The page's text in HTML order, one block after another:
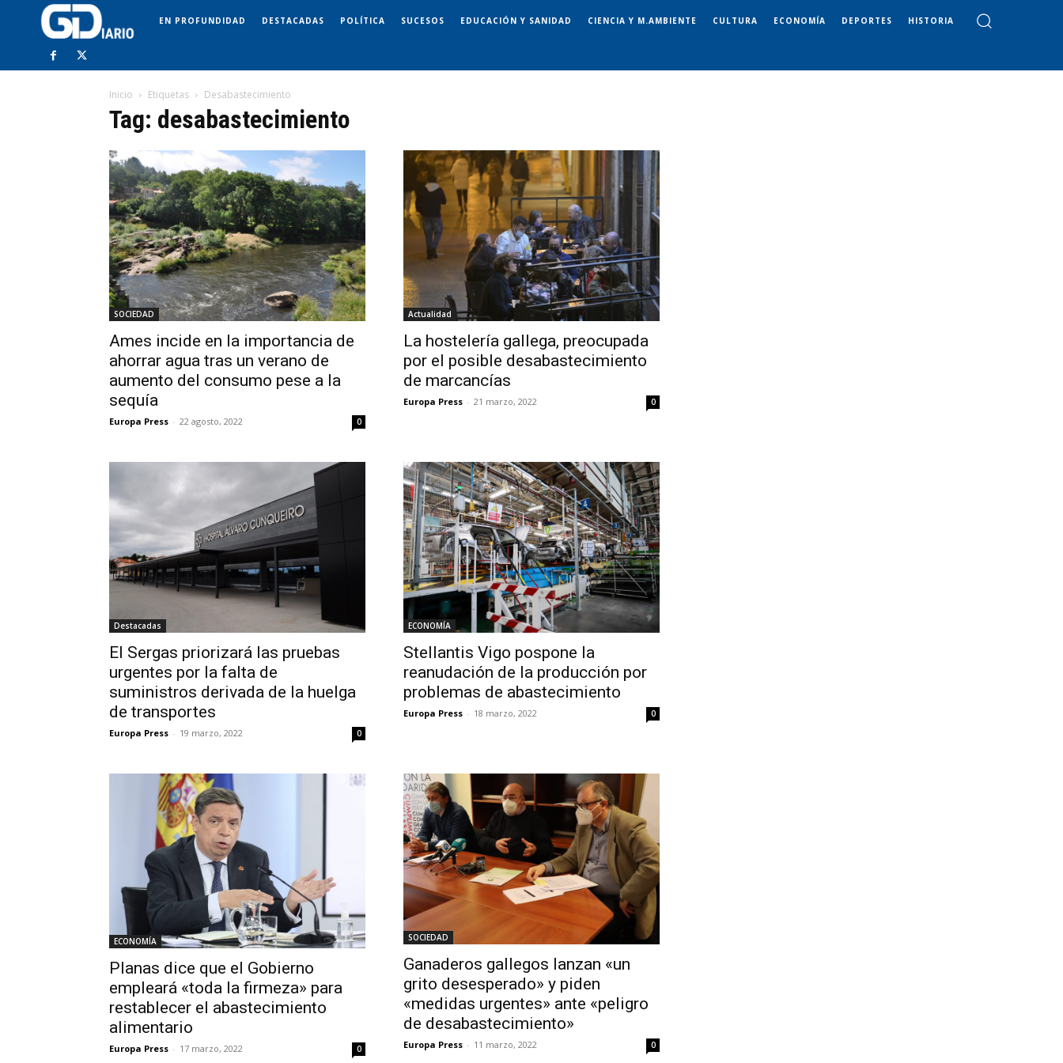
EN PROFUNDIDAD DESTACADAS POLÍTICA SUCESOS EDUCACIÓN Y SANIDAD CIENCIA Y M.AMBIENTE CULTURA ECONOMÍA DEPORTES HISTORIA
Inicio Etiquetas Desabastecimiento
Tag: desabastecimiento
SOCIEDAD
Ames incide en la importancia de
ahorrar agua tras un verano de
aumento del consumo pese a la
sequía
Europa Press - 22 agosto, 2022 0
Actualidad
La hostelería gallega, preocupada
por el posible desabastecimiento
de marcancías
Europa Press - 21 marzo, 2022 0
Destacadas
El Sergas priorizará las pruebas
urgentes por la falta de
suministros derivada de la huelga
de transportes
Europa Press - 19 marzo, 2022 0
ECONOMÍA
Stellantis Vigo pospone la
reanudación de la producción por
problemas de abastecimiento
Europa Press - 18 marzo, 2022 0
ECONOMÍA
Planas dice que el Gobierno
empleará «toda la firmeza» para
restablecer el abastecimiento
alimentario
Europa Press - 17 marzo, 2022 0
SOCIEDAD
Ganaderos gallegos lanzan «un
grito desesperado» y piden
«medidas urgentes» ante «peligro
de desabastecimiento»
Europa Press - 11 marzo, 2022 0